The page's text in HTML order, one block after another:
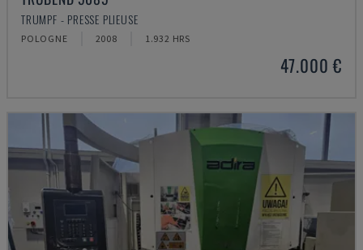
TRUMPF - PRESSE PLIEUSE
POLOGNE 2008 1.932 HRS
47.000 €